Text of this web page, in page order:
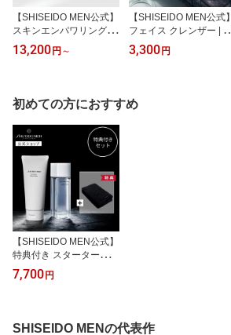
【SHISEIDO MEN公式】
スキンエンパワリングク
リーム N ★ | 資生堂メン
| クリーム メンズ 乾燥 酢
13,200円 ～
【SHISEIDO MEN公式】
フェイス クレンザー | 資
生堂メン | 洗顔 洗顔料 メ
ンズ 男性用 フェイスウ
ーム うるおい シトラス
ウッディ
3,300円
初めての方におすすめ
【SHISEIDO MEN公式】
特典付き スターターセッ
ト（フェイス クレンザー
＆ハイドレーティング ロ
スキンケア メンズコスメ
7,700円
SHISEIDO MENの代表作